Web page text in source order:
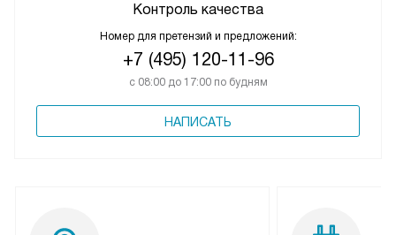
Контроль качества
Номер для претензий и предложений:
+7 (495) 120-11-96
с 08:00 до 17:00 по будням
НАПИСАТЬ